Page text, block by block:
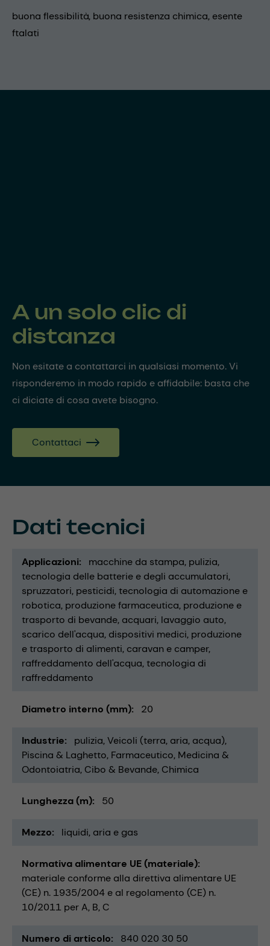
buona flessibilità, buona resistenza chimica, esente
ftalati
A un solo clic di
distanza
Non esitate a contattarci in qualsiasi momento. Vi
risponderemo in modo rapido e affidabile: basta che
ci diciate di cosa avete bisogno.
Contattaci
Dati tecnici
Applicazioni macchine da stampa pulizia
tecnologia delle batterie e degli accumulatori
spruzzatori pesticidi tecnologia di automazione e
robotica produzione farmaceutica produzione e
trasporto di bevande acquari lavaggio auto
scarico dell'acqua dispositivi medici produzione
e trasporto di alimenti caravan e camper
raffreddamento dell'acqua tecnologia di
raffreddamento
Diametro interno (mm) 20
Industrie pulizia Veicoli (terra, aria, acqua)
Piscina & Laghetto Farmaceutico Medicina &
Odontoiatria Cibo & Bevande Chimica
Lunghezza (m) 50
Mezzo liquidi aria e gas
Normativa alimentare UE (materiale)
materiale conforme alla direttiva alimentare UE
(CE) n. 1935/2004 e al regolamento (CE) n.
10/2011 per A, B, C
Numero di articolo 840 020 30 50